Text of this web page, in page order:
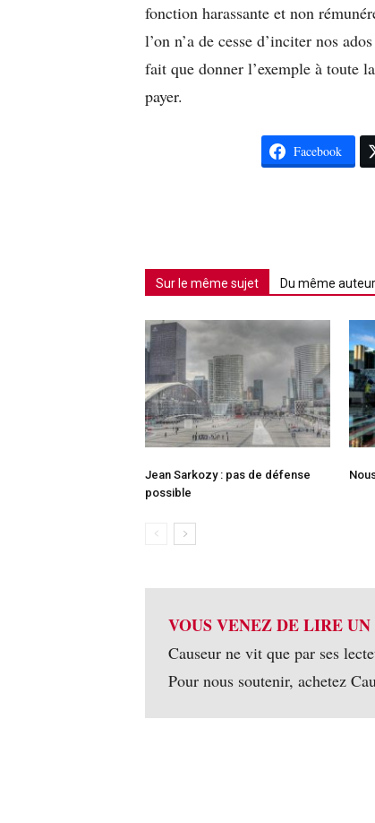
fonction harassante et non
l’on n’a de cesse d’inciter nos
fait que donner l’exemple à toute
payer.
Facebook
Sur le même sujet Du même auteur
Jean Sarkozy : pas de défense
possible
VOUS VENEZ DE LIRE
Causeur ne vit que par ses
Pour nous soutenir, achetez